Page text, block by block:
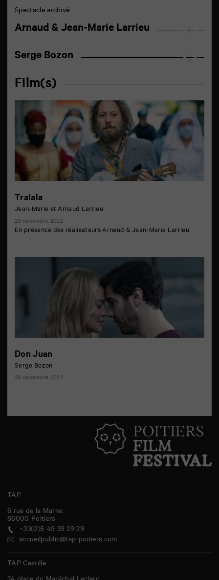
Spectacle archivé.
Arnaud & Jean-Marie Larrieu
Serge Bozon
Film(s)
Tralala
Jean-Marie et Arnaud Larrieu
29 novembre 2022
En présence des réalisateurs Arnaud & Jean-Marie Larrieu
Don Juan
Serge Bozon
26 novembre 2022
TAP
6 rue de la Marne
86000 Poitiers
+33(0)5 49 39 29 29
accueilpublic@tap-poitiers.com
TAP Castille